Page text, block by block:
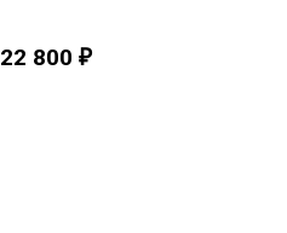
22 800 ₽